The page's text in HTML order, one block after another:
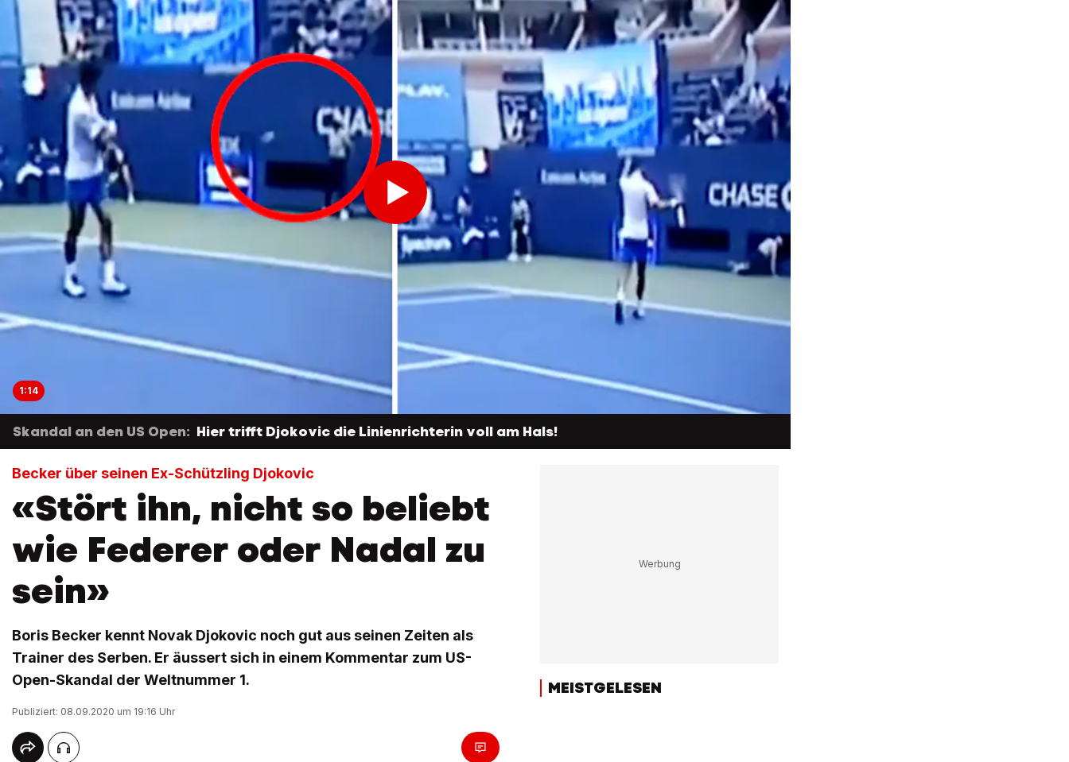
1:14
Skandal an den US Open: Hier trifft Djokovic die Linienrichterin voll am Hals!
Becker über seinen Ex-Schützling Djokovic
«Stört ihn, nicht so beliebt
wie Federer oder Nadal zu
sein»
Boris Becker kennt Novak Djokovic noch gut aus seinen Zeiten als
Trainer des Serben. Er äussert sich in einem Kommentar zum US-
Open-Skandal der Weltnummer 1.
Publiziert: 08.09.2020 um 19:16 Uhr
MEISTGELESEN